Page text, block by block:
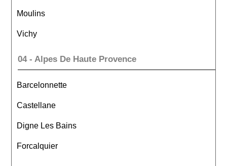
Moulins
Vichy
04 - Alpes De Haute Provence
Barcelonnette
Castellane
Digne Les Bains
Forcalquier